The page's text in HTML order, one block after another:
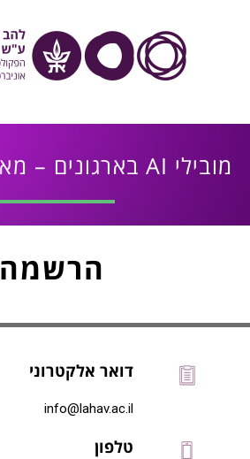
מובילי AI בארגונים – מאי 2026 מיוחד
הרשמה
דואר אלקטרוני
info@lahav.ac.il
טלפון